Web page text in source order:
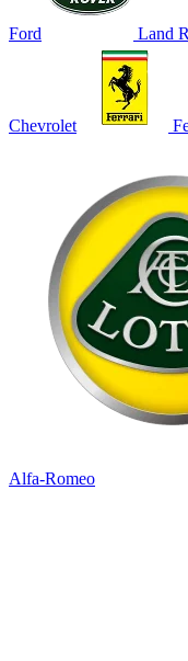
Ford Land
Chevrolet
Alfa-Romeo